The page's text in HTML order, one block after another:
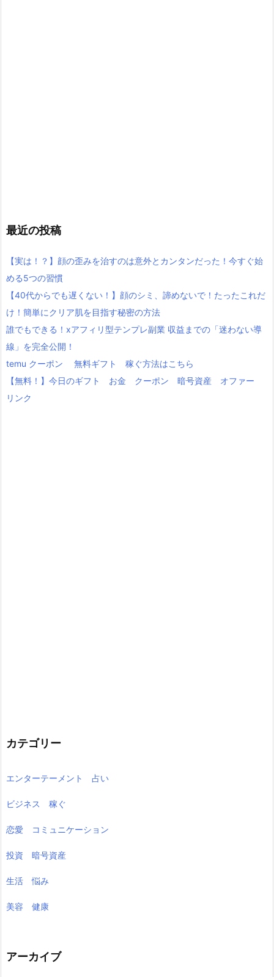
最近の投稿
【実は！？】顔の歪みを治すのは意外とカンタンだった！今すぐ始
める5つの習慣
【40代からでも遅くない！】顔のシミ、諦めないで！たったこれだ
け！簡単にクリア肌を目指す秘密の方法
誰でもできる！xアフィリ型テンプレ副業 収益までの「迷わない導
線」を完全公開！
temu クーポン 無料ギフト 稼ぐ方法はこちら
【無料！】今日のギフト お金 クーポン 暗号資産 オファー
リンク
カテゴリー
エンターテーメント 占い
ビジネス 稼ぐ
恋愛 コミュニケーション
投資 暗号資産
生活 悩み
美容 健康
アーカイブ